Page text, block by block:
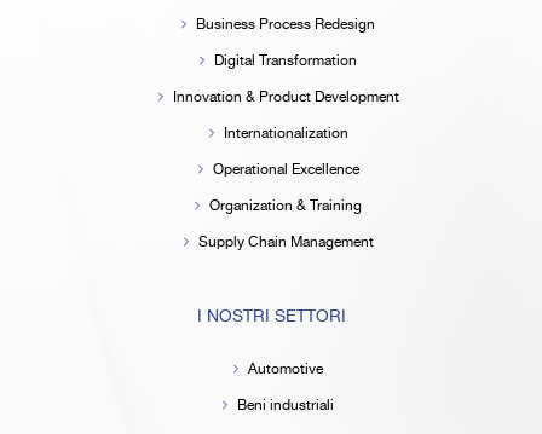
Business Process Redesign
Digital Transformation
Innovation & Product Development
Internationalization
Operational Excellence
Organization & Training
Supply Chain Management
I NOSTRI SETTORI
Automotive
Beni industriali